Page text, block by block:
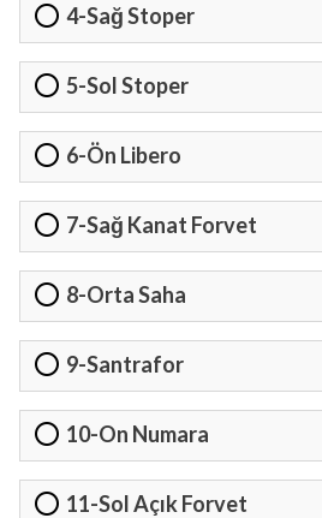
4-Sağ Stoper
5-Sol Stoper
6-Ön Libero
7-Sağ Kanat Forvet
8-Orta Saha
9-Santrafor
10-On Numara
11-Sol Açık Forvet